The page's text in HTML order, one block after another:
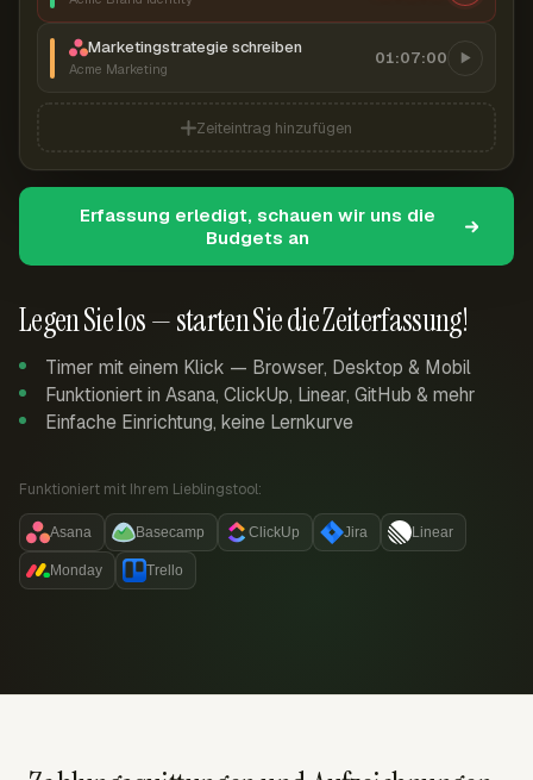
Legen Sie los — starten Sie die Zeiterfassung!
Timer mit einem Klick — Browser, Desktop & Mobil
Funktioniert in Asana, ClickUp, Linear, GitHub & mehr
Einfache Einrichtung, keine Lernkurve
Funktioniert mit Ihrem Lieblingstool:
Asana Basecamp ClickUp Jira Linear
Monday Trello
Marketingstrategie schreiben
Acme Marketing
01:07:00
Zeiteintrag hinzufügen
Erfassung erledigt, schauen wir uns die
Budgets an